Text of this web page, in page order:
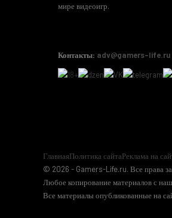
мире видеоигр.
Контакты: adv@gamers-life.ru
ГлавнаяПолитика сайтаРеклама на
© 2026 - Gamers-Life.ru. Все права
Любое копирование материалов с
Все материалы опубликованные на